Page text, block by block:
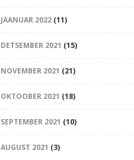
JAANUAR 2022(11)
DETSEMBER 2021 (15)
NOVEMBER 2021 (21)
OKTOOBER 2021 (18)
SEPTEMBER 2021 (10)
AUGUST 2021 (3)